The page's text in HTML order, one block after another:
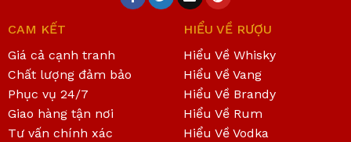
CAM KẾT
Giá cả cạnh tranh
Chất lượng đảm bảo
Phục vụ 24/7
Giao hàng tận nơi
Tư vấn chính xác
HIỂU VỀ RƯỢU
Hiểu Về Whisky
Hiểu Về Vang
Hiểu Về Brandy
Hiểu Về Rum
Hiểu Về Vodka